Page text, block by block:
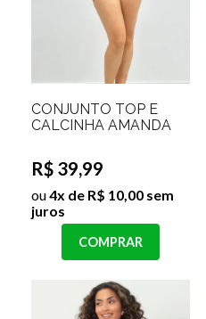
CONJUNTO TOP E
CALCINHA AMANDA
R$ 39,99
ou4x de R$ 10,00 sem
juros
COMPRAR